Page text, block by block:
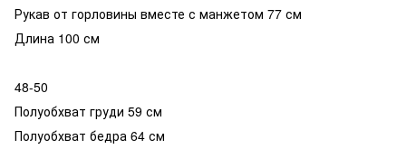
Рукав от горловины вместе с манжетом 77 см
Длина 100 см
48-50
Полуобхват груди 59 см
Полуобхват бедра 64 см